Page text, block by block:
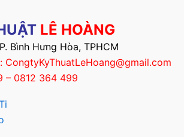
LÊ HOÀNG
Bình Hưng Hòa, TPHCM
– 0812 364 499